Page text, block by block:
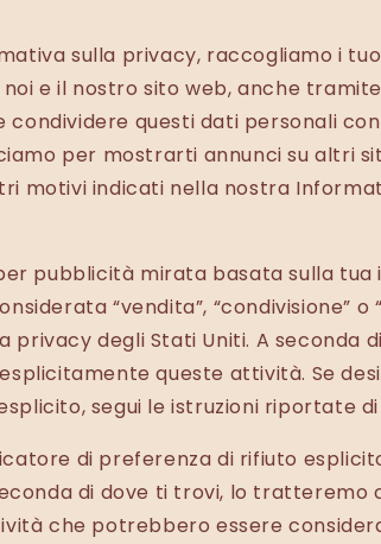
sulla privacy, raccogliamo i
e il nostro sito web, anche
condividere questi dati personali
per mostrarti annunci su altri
motivi indicati nella nostra
pubblicità mirata basata sulla tua
“vendita”, “condivisione” o
privacy degli Stati Uniti. A seconda
queste attività. Se
segui le istruzioni riportate di
di preferenza di rifiuto
di dove ti trovi, lo tratteremo
che potrebbero essere